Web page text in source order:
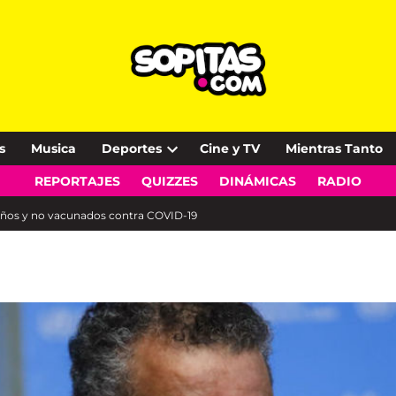
Musica Deportes
Open
dropdown
Cine y TV Mientras Tanto
REPORTAJES QUIZZES DINÁMICAS RADIO
y no vacunados contra COVID-19